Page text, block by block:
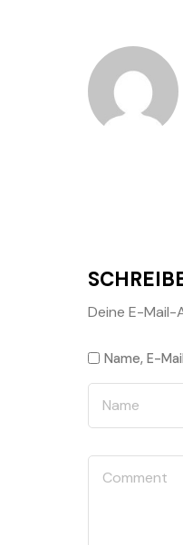
Deine E-
Name, E-